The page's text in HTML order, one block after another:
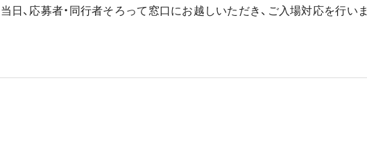
、応募者・同行者そろって窓口にお越しいただき、ご入場対応を行いま